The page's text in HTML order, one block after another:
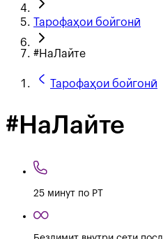
Тарофаҳои бойгонӣ
#НаЛайте
Тарофаҳои бойгонӣ
#НаЛайте
25 минут по РТ